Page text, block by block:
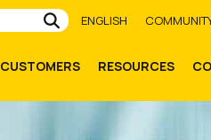
Submit
ENGLISH
CUSTOMERS RESOURCES